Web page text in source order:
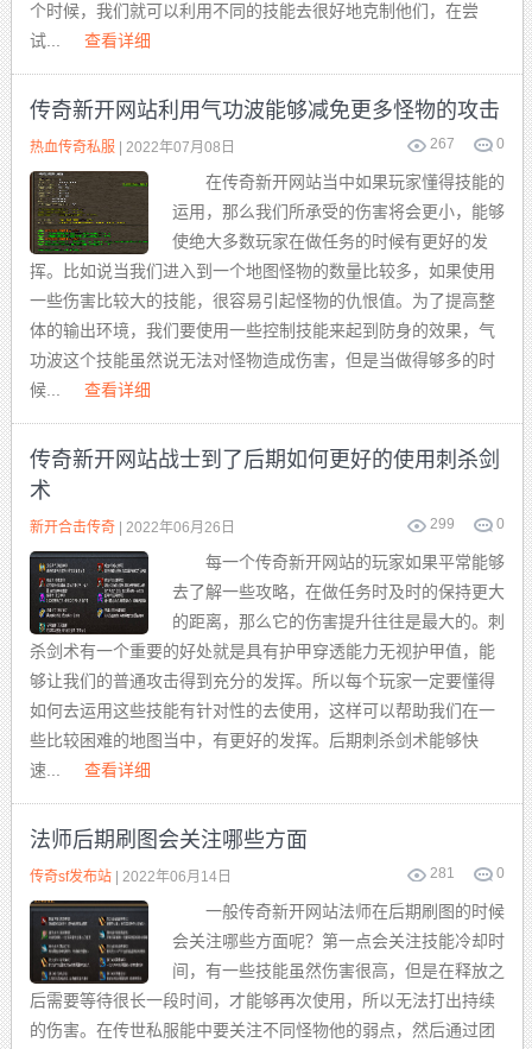
个时候，我们就可以利用不同的技能去很好地克制他们，在尝
试...
查看详细
传奇新开网站利用气功波能够减免更多怪物的攻击
267 0
热血传奇私服 | 2022年07月08日
在传奇新开网站当中如果玩家懂得技能的
运用，那么我们所承受的伤害将会更小，能够
使绝大多数玩家在做任务的时候有更好的发
挥。比如说当我们进入到一个地图怪物的数量比较多，如果使用
一些伤害比较大的技能，很容易引起怪物的仇恨值。为了提高整
体的输出环境，我们要使用一些控制技能来起到防身的效果，气
功波这个技能虽然说无法对怪物造成伤害，但是当做得够多的时
候...
查看详细
传奇新开网站战士到了后期如何更好的使用刺杀剑
术
299 0
新开合击传奇| 2022年06月26日
每一个传奇新开网站的玩家如果平常能够
去了解一些攻略，在做任务时及时的保持更大
的距离，那么它的伤害提升往往是最大的。刺
杀剑术有一个重要的好处就是具有护甲穿透能力无视护甲值，能
够让我们的普通攻击得到充分的发挥。所以每个玩家一定要懂得
如何去运用这些技能有针对性的去使用，这样可以帮助我们在一
些比较困难的地图当中，有更好的发挥。后期刺杀剑术能够快
速...
查看详细
法师后期刷图会关注哪些方面
281 0
传奇sf发布站 | 2022年06月14日
一般传奇新开网站法师在后期刷图的时候
会关注哪些方面呢？第一点会关注技能冷却时
间，有一些技能虽然伤害很高，但是在释放之
后需要等待很长一段时间，才能够再次使用，所以无法打出持续
的伤害。在传世私服能中要关注不同怪物他的弱点，然后通过团